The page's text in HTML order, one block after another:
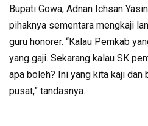
Bupati Gowa, Adnan Ichsan
pihaknya sementara mengkaji
guru honorer. “Kalau Pemkab
yang gaji. Sekarang kalau SK
apa boleh? Ini yang kita kaji dan
pusat,” tandasnya.